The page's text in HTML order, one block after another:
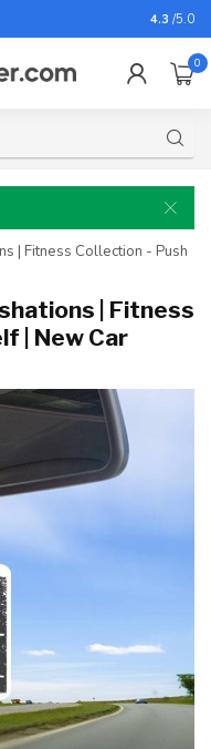
Voor
4.3 /5.0
0
| Fitness Collection - Push
| Fitness
| New Car